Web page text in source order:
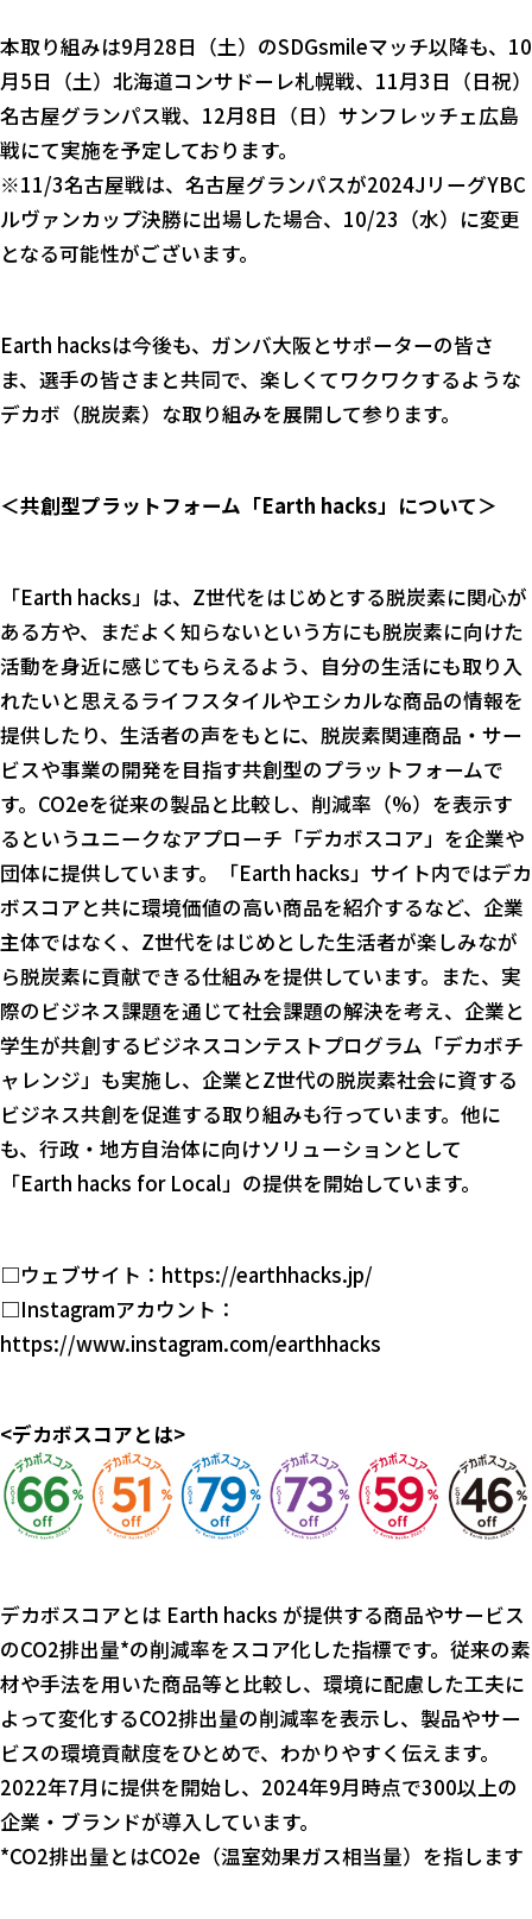
本取り組みは9月28日（土）のSDGsmileマッチ以降も、10
月5日（土）北海道コンサドーレ札幌戦、11月3日（日祝）
名古屋グランパス戦、12月8日（日）サンフレッチェ広島
戦にて実施を予定しております。
※11/3名古屋戦は、名古屋グランパスが2024JリーグYBC
ルヴァンカップ決勝に出場した場合、10/23（水）に変更
となる可能性がございます。
Earth hacksは今後も、ガンバ大阪とサポーターの皆さ
ま、選手の皆さまと共同で、楽しくてワクワクするような
デカボ（脱炭素）な取り組みを展開して参ります。
＜共創型プラットフォーム「Earth hacks」について＞
「Earth hacks」は、Z世代をはじめとする脱炭素に関心が
ある方や、まだよく知らないという方にも脱炭素に向けた
活動を身近に感じてもらえるよう、自分の生活にも取り入
れたいと思えるライフスタイルやエシカルな商品の情報を
提供したり、生活者の声をもとに、脱炭素関連商品・サー
ビスや事業の開発を目指す共創型のプラットフォームで
す。CO2eを従来の製品と比較し、削減率（%）を表示す
るというユニークなアプローチ「デカボスコア」を企業や
団体に提供しています。「Earth hacks」サイト内ではデカ
ボスコアと共に環境価値の高い商品を紹介するなど、企業
主体ではなく、Z世代をはじめとした生活者が楽しみなが
ら脱炭素に貢献できる仕組みを提供しています。また、実
際のビジネス課題を通じて社会課題の解決を考え、企業と
学生が共創するビジネスコンテストプログラム「デカボチ
ャレンジ」も実施し、企業とZ世代の脱炭素社会に資する
ビジネス共創を促進する取り組みも行っています。他に
も、行政・地方自治体に向けソリューションとして
「Earth hacks for Local」の提供を開始しています。
□ウェブサイト： https://earthhacks.jp/
□Instagramアカウント：
https://www.instagram.com/earthhacks
<デカボスコアとは>
デカボスコアとは Earth hacks が提供する商品やサービス
のCO2排出量*の削減率をスコア化した指標です。従来の素
材や手法を用いた商品等と比較し、環境に配慮した工夫に
よって変化するCO2排出量の削減率を表示し、製品やサー
ビスの環境貢献度をひとめで、わかりやすく伝えます。
2022年7月に提供を開始し、2024年9月時点で300以上の
企業・ブランドが導入しています。
*CO2排出量とはCO2e（温室効果ガス相当量）を指します